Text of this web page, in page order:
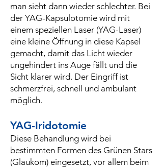
man sieht dann wieder schlechter. Bei
der YAG-Kapsulotomie wird mit
einem speziellen Laser (YAG-Laser)
eine kleine Öffnung in diese Kapsel
gemacht, damit das Licht wieder
ungehindert ins Auge fällt und die
Sicht klarer wird. Der Eingriff ist
schmerzfrei, schnell und ambulant
möglich.
YAG-Iridotomie
Diese Behandlung wird bei
bestimmten Formen des Grünen Stars
(Glaukom) eingesetzt, vor allem beim